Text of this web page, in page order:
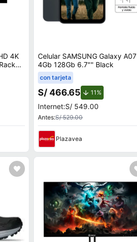
4K
Celular SAMSUNG Galaxy A07
4Gb 128Gb 6.7"" Black
con tarjeta
S/ 466.65 11%
Internet:S/ 549.00
Antes:S/ 529.00
Plazavea